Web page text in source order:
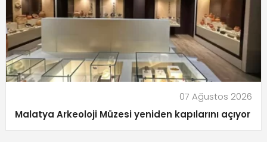
07 Ağustos 2026
Malatya Arkeoloji Müzesi yeniden kapılarını açıyor